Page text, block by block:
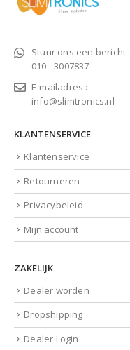
Stuur ons een bericht :
010 - 3007837
E-mailadres :
info@slimtronics.nl
KLANTENSERVICE
Klantenservice
Retourneren
Privacybeleid
Mijn account
ZAKELIJK
Dealer worden
Dropshipping
Dealer Login